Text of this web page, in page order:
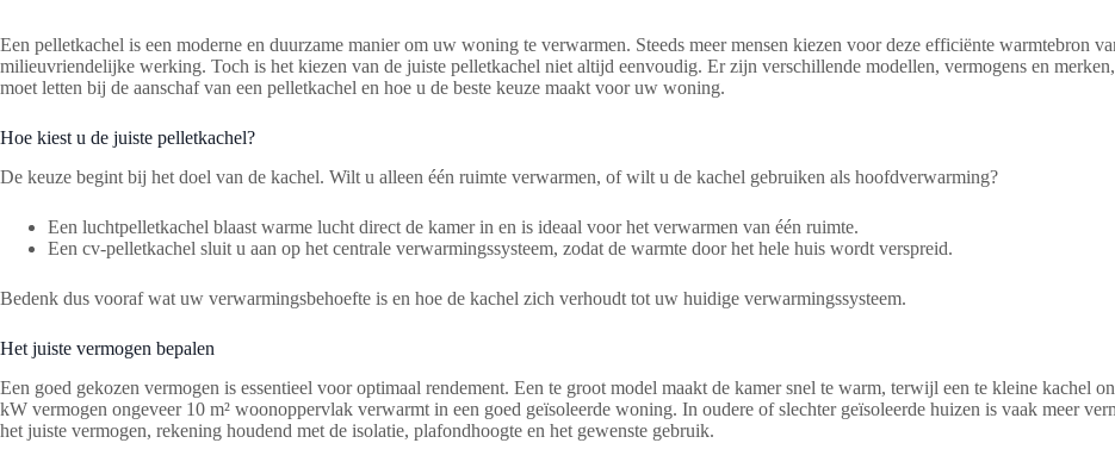
Een pelletkachel is een moderne en duurzame manier om uw woning te verwarmen. Steeds meer mensen kiezen voor deze efficiënte warmtebron
milieuvriendelijke werking. Toch is het kiezen van de juiste pelletkachel niet altijd eenvoudig. Er zijn verschillende modellen, vermogens en
moet letten bij de aanschaf van een pelletkachel en hoe u de beste keuze maakt voor uw woning.
Hoe kiest u de juiste pelletkachel?
De keuze begint bij het doel van de kachel. Wilt u alleen één ruimte verwarmen, of wilt u de kachel gebruiken als hoofdverwarming?
Een luchtpelletkachel blaast warme lucht direct de kamer in en is ideaal voor het verwarmen van één ruimte.
Een cv-pelletkachel sluit u aan op het centrale verwarmingssysteem, zodat de warmte door het hele huis wordt verspreid.
Bedenk dus vooraf wat uw verwarmingsbehoefte is en hoe de kachel zich verhoudt tot uw huidige verwarmingssysteem.
Het juiste vermogen bepalen
Een goed gekozen vermogen is essentieel voor optimaal rendement. Een te groot model maakt de kamer snel te warm, terwijl een te kleine kachel
kW vermogen ongeveer 10 m² woonoppervlak verwarmt in een goed geïsoleerde woning. In oudere of slechter geïsoleerde huizen is vaak meer
het juiste vermogen, rekening houdend met de isolatie, plafondhoogte en het gewenste gebruik.